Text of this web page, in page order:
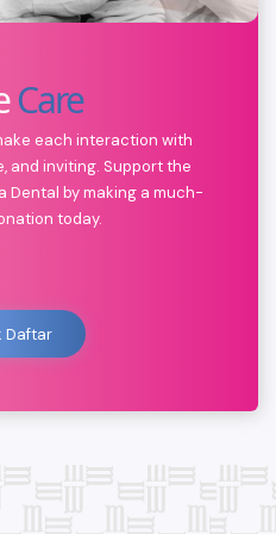
Care
each interaction with
and inviting. Support the
Dental by making a much-
today.
Daftar